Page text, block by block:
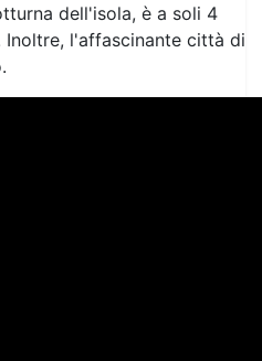
dell'isola, è a soli 4
l'affascinante città di